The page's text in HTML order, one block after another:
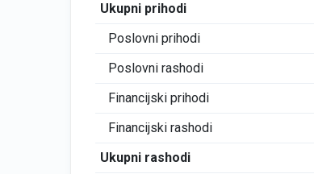
Ukupni prihodi
Poslovni prihodi
Poslovni rashodi
Financijski prihodi
Financijski rashodi
Ukupni rashodi